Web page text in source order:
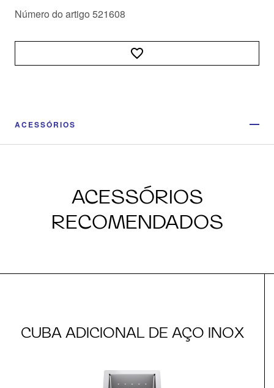
Número do artigo 521608
ACESSÓRIOS
ACESSÓRIOS
RECOMENDADOS
CUBA ADICIONAL DE AÇO INOX